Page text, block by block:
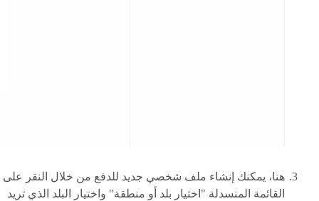
هنا، يمكنك إنشاء ملف شخصي جديد للدفع من خلال النقر على
القائمة المنسدلة "اختيار بلد أو منطقة" واختيار البلد الذي تريد